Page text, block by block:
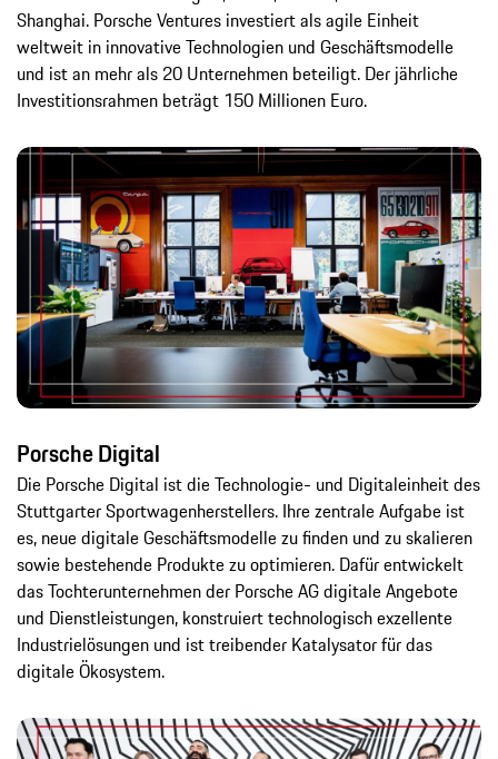
Shanghai. Porsche Ventures investiert als agile Einheit
weltweit in innovative Technologien und Geschäftsmodelle
und ist an mehr als 20 Unternehmen beteiligt. Der jährliche
Investitionsrahmen beträgt 150 Millionen Euro.
Porsche Digital
Die Porsche Digital ist die Technologie- und Digitaleinheit des
Stuttgarter Sportwagenherstellers. Ihre zentrale Aufgabe ist
es, neue digitale Geschäftsmodelle zu finden und zu skalieren
sowie bestehende Produkte zu optimieren. Dafür entwickelt
das Tochterunternehmen der Porsche AG digitale Angebote
und Dienstleistungen, konstruiert technologisch exzellente
Industrielösungen und ist treibender Katalysator für das
digitale Ökosystem.